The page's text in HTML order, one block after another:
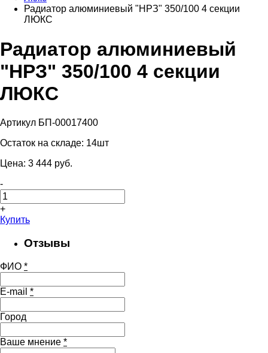
Радиатор алюминиевый "НРЗ" 350/100 4 секции
ЛЮКС
Радиатор алюминиевый
"НРЗ" 350/100 4 секции
ЛЮКС
Артикул БП-00017400
Остаток на складе: 14шт
Цена: 3 444 pуб.
-
+
Купить
Отзывы
ФИО *
E-mail *
Город
Ваше мнение *